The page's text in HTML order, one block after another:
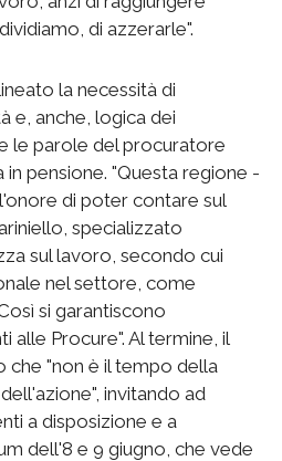
di azzerarle".
la necessità di
e, anche, logica dei
le parole del procuratore
in pensione. "Questa regione -
di poter contare sul
specializzato
sul lavoro, secondo cui
nel settore, come
si garantiscono
alle Procure". Al termine, il
che "non è il tempo della
invitando ad
a disposizione e a
dell'8 e 9 giugno, che vede